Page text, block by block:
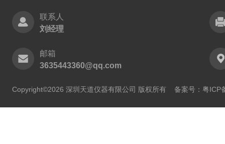
联系人
刘经理
邮箱
3635443360@qq.com
Copyright©2026 深圳天道仪器有限公司 版权所有 备案号：粤ICP